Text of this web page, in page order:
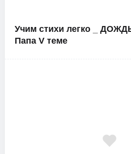
Учим стихи легко _
Папа V теме